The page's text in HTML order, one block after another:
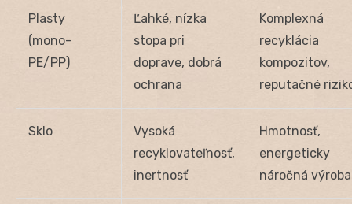
Plasty
(mono-
PE/PP)
Ľahké, nízka
stopa pri
doprave, dobrá
ochrana
Komplexná
recyklácia
kompozitov,
reputačné
Sklo
Vysoká
recyklovateľnosť,
inertnosť
Hmotnosť,
energeticky
náročná výroba